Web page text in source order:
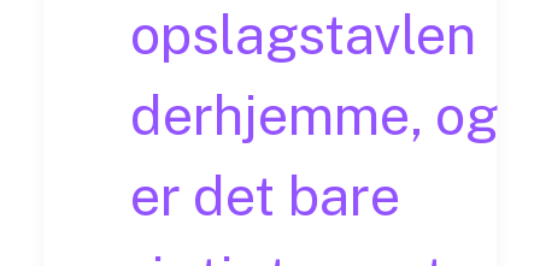
opslagstavlen
derhjemme, og
er det bare